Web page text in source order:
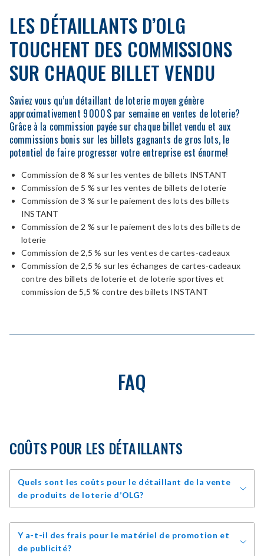
LES DÉTAILLANTS D’OLG
TOUCHENT DES COMMISSIONS
SUR CHAQUE BILLET VENDU
Saviez vous qu’un détaillant de loterie moyen génère
approximativement 9 000 $ par semaine en ventes de loterie?
Grâce à la commission payée sur chaque billet vendu et aux
commissions bonis sur les billets gagnants de gros lots, le
potentiel de faire progresser votre entreprise est énorme!
Commission de8 % sur les ventes de billets INSTANT
Commission de 5 % sur les ventes de billets de loterie
Commission de3 % sur le paiement des lots des billets
INSTANT
Commission de 2 % sur lepaiement des lots des billets de
loterie
Commission de 2,5 % sur les ventes de cartes-cadeaux
Commission de 2,5 % sur les échanges de cartes-cadeaux
contre des billets de loterie et de loterie sportives et
commission de 5,5 % contre des billets INSTANT
FAQ
COÛTS POUR LES DÉTAILLANTS
Quels sont les coûts pour le détaillant de la vente
de produits de loterie d’OLG?
Y a-t-il des frais pour le matériel de promotion et
de publicité?